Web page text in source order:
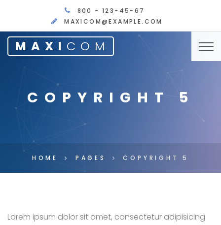
800 - 123-45-67
MAXICOM@EXAMPLE.COM
MAXI COM
COPYRIGHT 5
HOME PAGES COPYRIGHT 5
Lorem ipsum dolor sit amet, consectetur adipisicing